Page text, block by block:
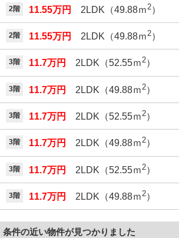
2階 11.55万円 2LDK（49.88ｍ 2）
2階 11.55万円 2LDK（49.88ｍ 2）
3階 11.7万円 2LDK（52.55ｍ2）
3階 11.7万円 2LDK（49.88ｍ 2）
3階 11.7万円 2LDK（52.55ｍ 2）
3階 11.7万円 2LDK（49.88ｍ2）
3階 11.7万円 2LDK（52.55ｍ 2）
3階 11.7万円 2LDK（49.88ｍ 2）
条件の近い物件が見つかりました